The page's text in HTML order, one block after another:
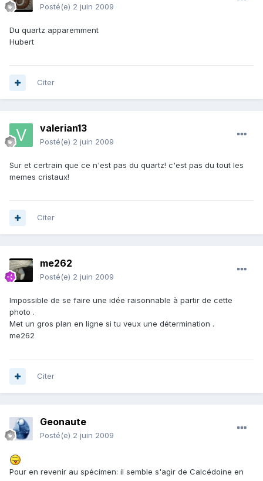
Posté(e) 2 juin 2009
Du quartz apparemment
Hubert
Citer
valerian13
Posté(e) 2 juin 2009
Sur et certrain que ce n'est pas du quartz! c'est pas du tout les
memes cristaux!
Citer
me262
Posté(e) 2 juin 2009
Impossible de se faire une idée raisonnable à partir de cette
photo .
Met un gros plan en ligne si tu veux une détermination .
me262
Citer
Geonaute
Posté(e) 2 juin 2009
Pour en revenir au spécimen: il semble s'agir de Calcédoine en